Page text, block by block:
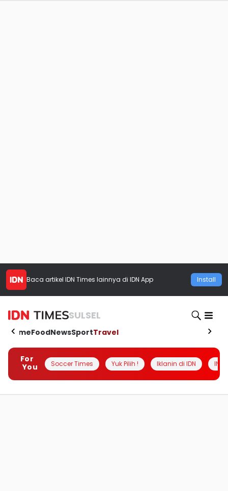
Baca artikel IDN Times lainnya di IDN App Install
SULSEL
HomeFoodNewsSportTravel
For
You
Soccer Times Yuk Pilih ! Iklanin di IDN